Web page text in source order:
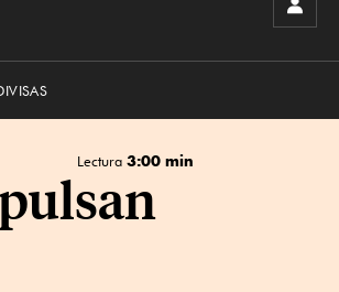
Lectura 3:00 min